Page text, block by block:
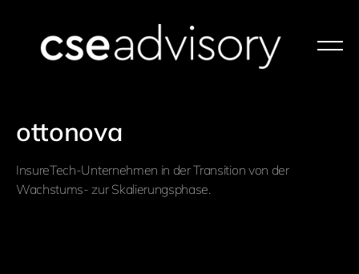
ottonova
InsureTech-Unternehmen in der Transition von der
Wachstums- zur Skalierungsphase.